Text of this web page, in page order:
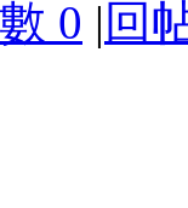
0 | 回